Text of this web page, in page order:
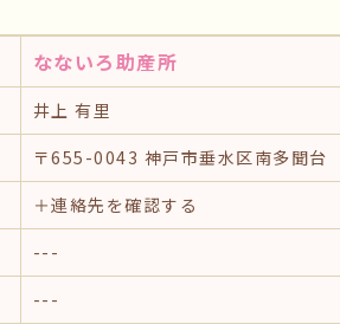
なないろ助産所
井上 有里
〒655-0043 神戸市垂水区南多聞台
＋連絡先を確認する
---
---